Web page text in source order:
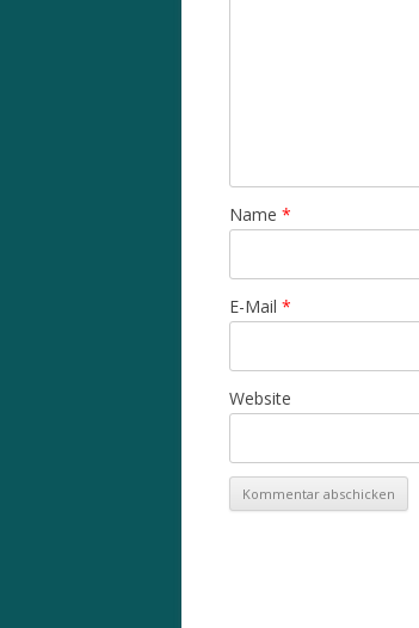
Name *
E-Mail *
Website